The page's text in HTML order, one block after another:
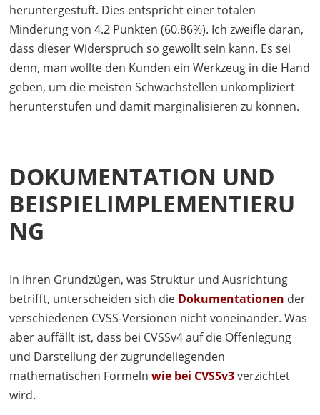
heruntergestuft. Dies entspricht einer totalen
Minderung von 4.2 Punkten (60.86%). Ich zweifle daran,
dass dieser Widerspruch so gewollt sein kann. Es sei
denn, man wollte den Kunden ein Werkzeug in die Hand
geben, um die meisten Schwachstellen unkompliziert
herunterstufen und damit marginalisieren zu können.
DOKUMENTATION UND
BEISPIELIMPLEMENTIERU
NG
In ihren Grundzügen, was Struktur und Ausrichtung
betrifft, unterscheiden sich die Dokumentationen der
verschiedenen CVSS-Versionen nicht voneinander. Was
aber auffällt ist, dass bei CVSSv4 auf die Offenlegung
und Darstellung der zugrundeliegenden
mathematischen Formelnwie bei CVSSv3verzichtet
wird.